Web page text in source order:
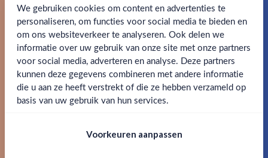
Ben jij 18 jaar of ouder?
Ja Nee
18 jaar of ouder zijn
SPECIFICATIES
Alcohol 38.00%
Allergenen -
Merk Borsci
We gebruiken cookies om content en advertenties te
personaliseren, om functies voor social media te bieden en
om ons websiteverkeer te analyseren. Ook delen we
informatie over uw gebruik van onze site met onze partners
voor social media, adverteren en analyse. Deze partners
kunnen deze gegevens combineren met andere informatie
die u aan ze heeft verstrekt of die ze hebben verzameld op
basis van uw gebruik van hun services.
Voorkeuren aanpassen
Schrijf je in en ontvang direct 5% korting op je eerste
bestelling.
Email
Claim mijn korting